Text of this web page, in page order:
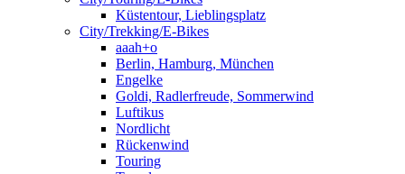
Küstentour, Lieblingsplatz
City/Trekking/E-Bikes
aaah+o
Berlin, Hamburg, München
Engelke
Goldi, Radlerfreude, Sommerwind
Luftikus
Nordlicht
Rückenwind
Touring